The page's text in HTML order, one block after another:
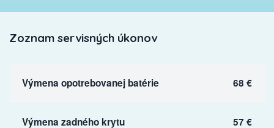
Zoznam servisných úkonov
Výmena opotrebovanej batérie 68 €
Výmena zadného krytu 57 €